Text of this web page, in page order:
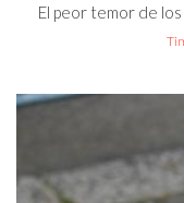
El peor temor de